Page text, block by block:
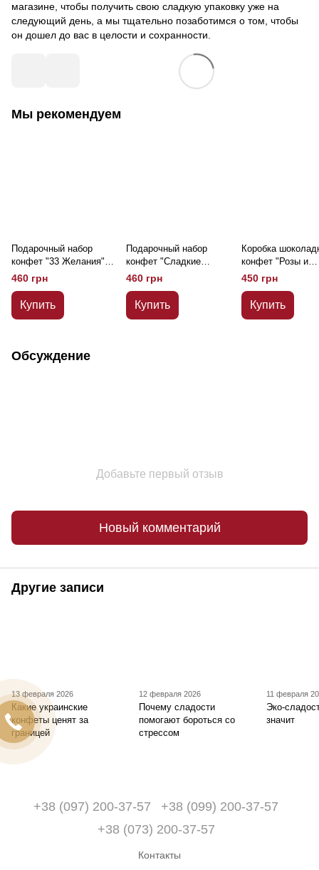
магазине, чтобы получить свою сладкую упаковку уже на
следующий день, а мы тщательно позаботимся о том, чтобы
он дошел до вас в целости и сохранности.
Мы рекомендуем
Подарочный набор
конфет "33 Желания" –
1 кг
460 грн
Купить
Подарочный набор
конфет "Сладкие
чувства" 29 видов – 1
460 грн
Купить
Коробка
конфет "Розы и
виноград" 400 г
450 грн
Купить
Обсуждение
Добавьте первый отзыв
Новый комментарий
Другие записи
13 февраля 2026
Какие украинские
конфеты ценят за
границей
12 февраля 2026
Почему сладости
помогают бороться со
стрессом
11 февраля
Эко-
значит
+38 (097) 200-37-57
+38 (099) 200-37-57
+38 (073) 200-37-57
Контакты